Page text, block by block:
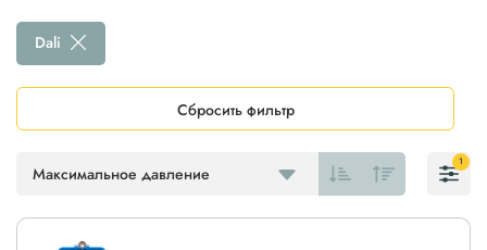
Максимальное давление
Dali
Сбросить фильтр
1